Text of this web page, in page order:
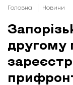
Головна Новини
другому